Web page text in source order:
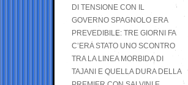
DI TENSIONE CON IL
GOVERNO SPAGNOLO ERA
PREVEDIBILE: TRE GIORNI FA
C’ERA STATO UNO SCONTRO
TRA LA LINEA MORBIDA DI
TAJANI E QUELLA DURA DELLA